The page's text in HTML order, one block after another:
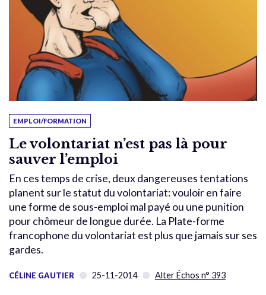
EMPLOI/FORMATION
Le volontariat n’est pas là pour
sauver l’emploi
En ces temps de crise, deux dangereuses tentations
planent sur le statut du volontariat: vouloir en faire
une forme de sous-emploi mal payé ou une punition
pour chômeur de longue durée. La Plate-forme
francophone du volontariat est plus que jamais sur ses
gardes.
CÉLINE GAUTIER 25-11-2014 Alter Échos n° 393